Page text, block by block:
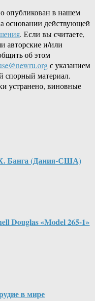
опубликован в нашем
основании действующей
. Если вы считаете,
авторские и/или
об этом
с указанием
спорный материал.
устранено, виновные
Банга (Дания-США)
Douglas «Model 265-1»
в мире